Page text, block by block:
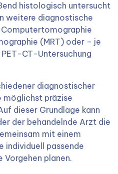
histologisch untersucht
weitere diagnostische
(MRT) oder – je
CT-Untersuchung
diagnostischer
möglichst präzise
dieser Grundlage kann
der behandelnde Arzt die
mit einem
individuell passende
Vorgehen planen.